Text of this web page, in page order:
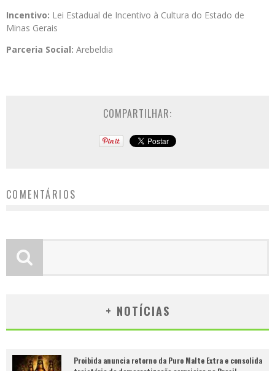
Incentivo: Lei Estadual de Incentivo à Cultura do Estado de
Minas Gerais
Parceria Social: Arebeldia
COMPARTILHAR:
COMENTÁRIOS
+ NOTÍCIAS
Proibida anuncia retorno da Puro Malte Extra e consolida